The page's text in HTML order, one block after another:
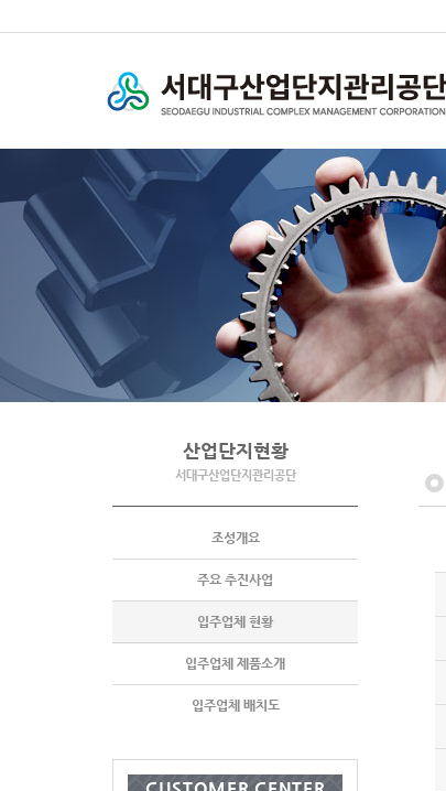
산업단지현황
서대구산업단지관리공단
조성개요
주요 추진사업
입주업체 현황
입주업체 제품소개
입주업체 배치도